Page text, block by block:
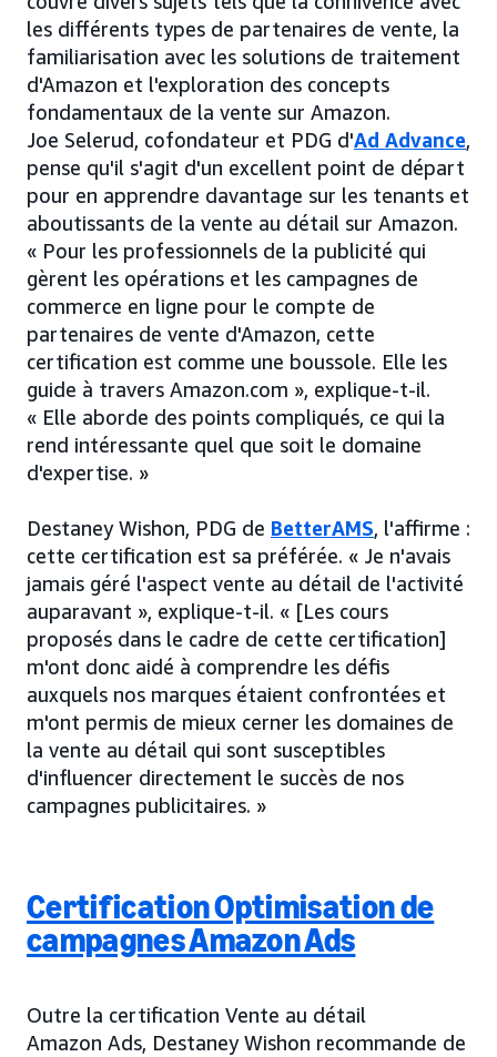
les différents types de partenaires de vente, la
familiarisation avec les solutions de traitement
d'Amazon et l'exploration des concepts
fondamentaux de la vente sur Amazon.
Joe Selerud, cofondateur et PDG d'Ad Advance,
pense qu'il s'agit d'un excellent point de départ
pour en apprendre davantage sur les tenants et
aboutissants de la vente au détail sur Amazon.
« Pour les professionnels de la publicité qui
gèrent les opérations et les campagnes de
commerce en ligne pour le compte de
partenaires de vente d'Amazon, cette
certification est comme une boussole. Elle les
guide à travers Amazon.com », explique-t-il.
« Elle aborde des points compliqués, ce qui la
rend intéressante quel que soit le domaine
d'expertise. »
Destaney Wishon, PDG de BetterAMS, l'affirme :
cette certification est sa préférée. « Je n'avais
jamais géré l'aspect vente au détail de l'activité
auparavant », explique-t-il. « [Les cours
proposés dans le cadre de cette certification]
m'ont donc aidé à comprendre les défis
auxquels nos marques étaient confrontées et
m'ont permis de mieux cerner les domaines de
la vente au détail qui sont susceptibles
d'influencer directement le succès de nos
campagnes publicitaires. »
Certification Optimisation de
campagnes Amazon Ads
Outre la certification Vente au détail
Amazon Ads, Destaney Wishon recommande de